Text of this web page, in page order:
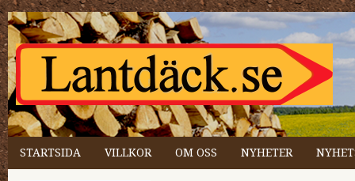
STARTSIDA VILLKOR OM OSS NYHETER